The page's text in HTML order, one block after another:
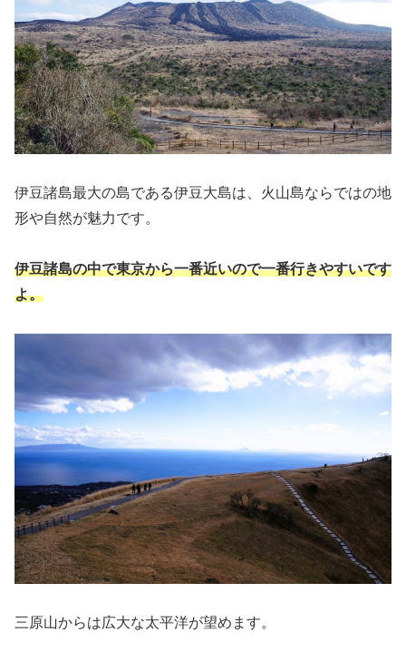
伊豆諸島最大の島である伊豆大島は、火山島ならではの地
形や自然が魅力です。
伊豆諸島の中で東京から一番近いので一番行きやすいです
よ。
三原山からは広大な太平洋が望めます。